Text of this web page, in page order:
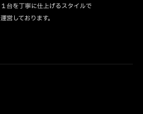
１台を丁寧に仕上げるスタイルで
運営しております。